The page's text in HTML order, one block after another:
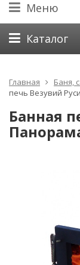
Меню
Каталог
Главная Баня,
печь Везувий
Банная